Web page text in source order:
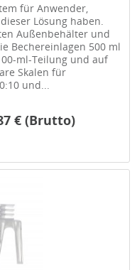
für Anwender,
Lösung haben.
Außenbehälter und
Bechereinlagen 500 ml
ml-Teilung und auf
Skalen für
und...
€ (Brutto)